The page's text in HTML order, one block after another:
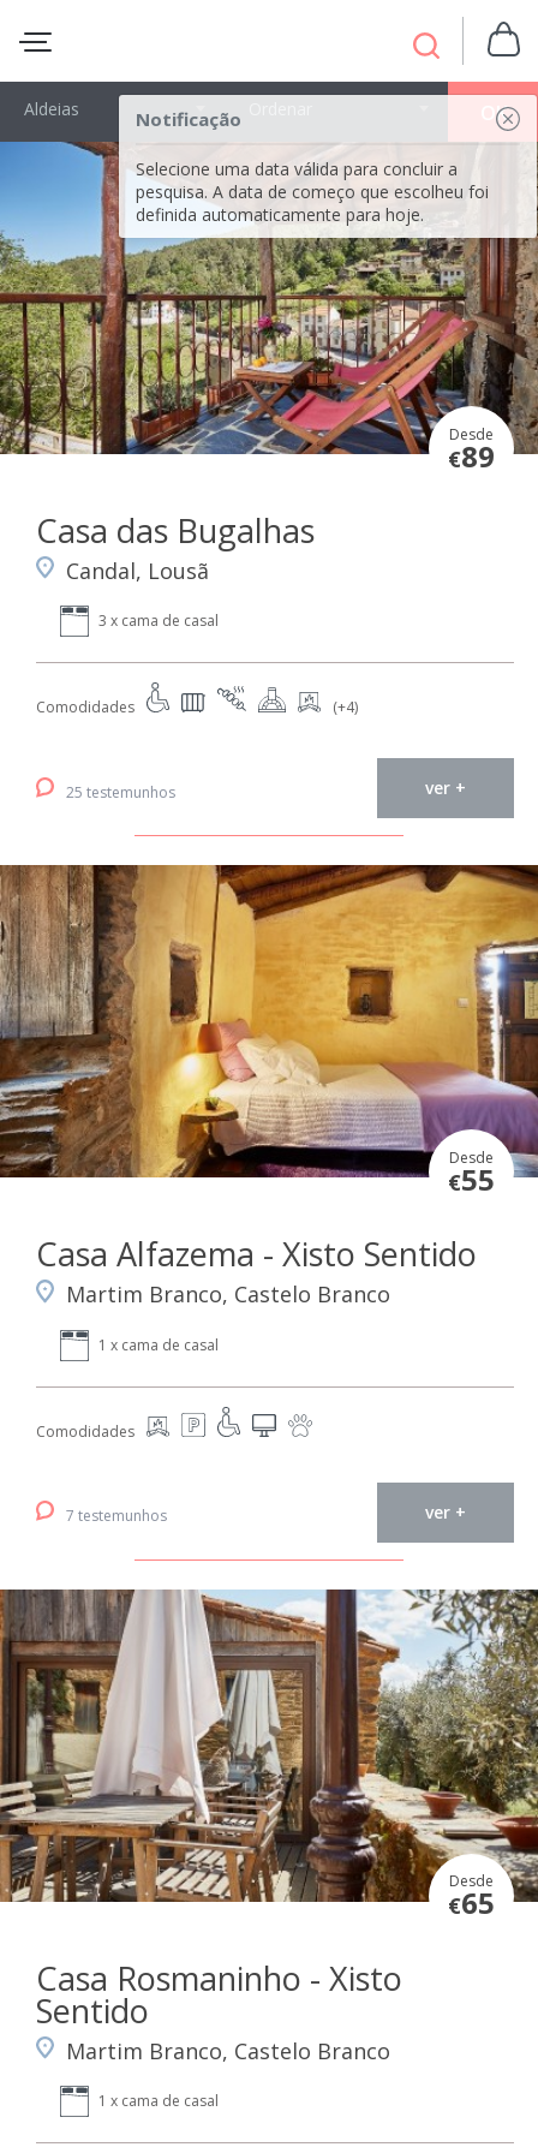
Notificação
Selecione uma data válida para concluir a
pesquisa. A data de começo que escolheu foi
definida automaticamente para hoje.
OK
Aldeias
Desde
€89
Casa das Bugalhas
Candal, Lousã
3 x cama de casal
Comodidades (+4)
25 testemunhos ver +
Desde
€55
Casa Alfazema - Xisto Sentido
Martim Branco, Castelo Branco
1 x cama de casal
Comodidades
7 testemunhos ver +
Desde
€65
Casa Rosmaninho - Xisto
Sentido
Martim Branco, Castelo Branco
1 x cama de casal